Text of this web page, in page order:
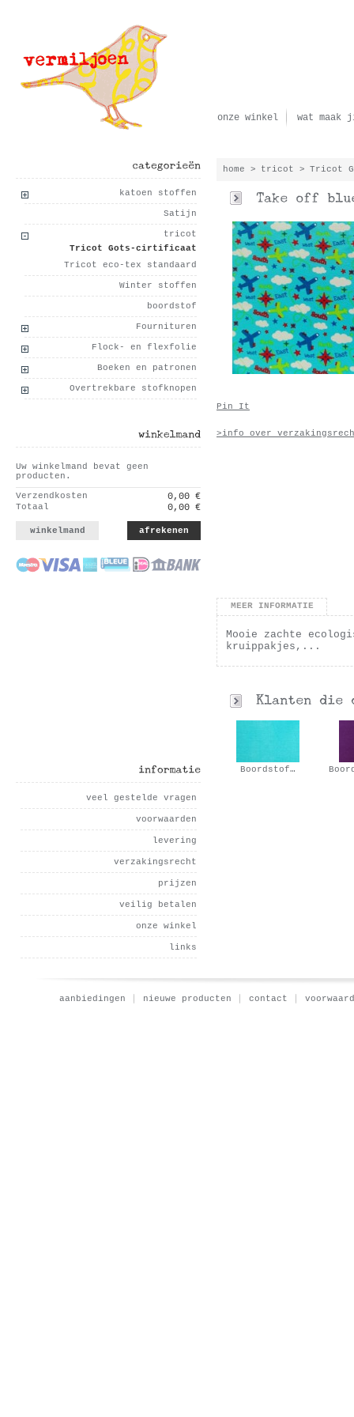
onze winkel wat maak
katoen stoffen
Satijn
tricot
Tricot Gots-cirtificaat
Tricot eco-tex standaard
Winter stoffen
boordstof
Fournituren
Flock- en flexfolie
Boeken en patronen
Overtrekbare stofknopen
Uw winkelmand bevat geen
producten.
Verzendkosten 0,00 €
Totaal 0,00 €
winkelmand afrekenen
veel gestelde vragen
voorwaarden
levering
verzakingsrecht
prijzen
veilig betalen
onze winkel
links
home > tricot > Tricot
Pin It
>info over
MEER INFORMATIE
Mooie zachte
kruippakjes,...
Boordstof…
aanbiedingen nieuwe producten contact